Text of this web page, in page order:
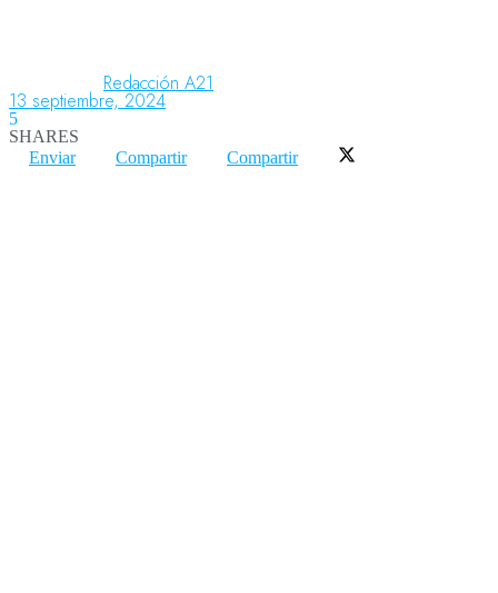
Aeropuertos
Columnistas
Redacción A21
13 septiembre, 2024
5
SHARES
Enviar
Compartir Compartir